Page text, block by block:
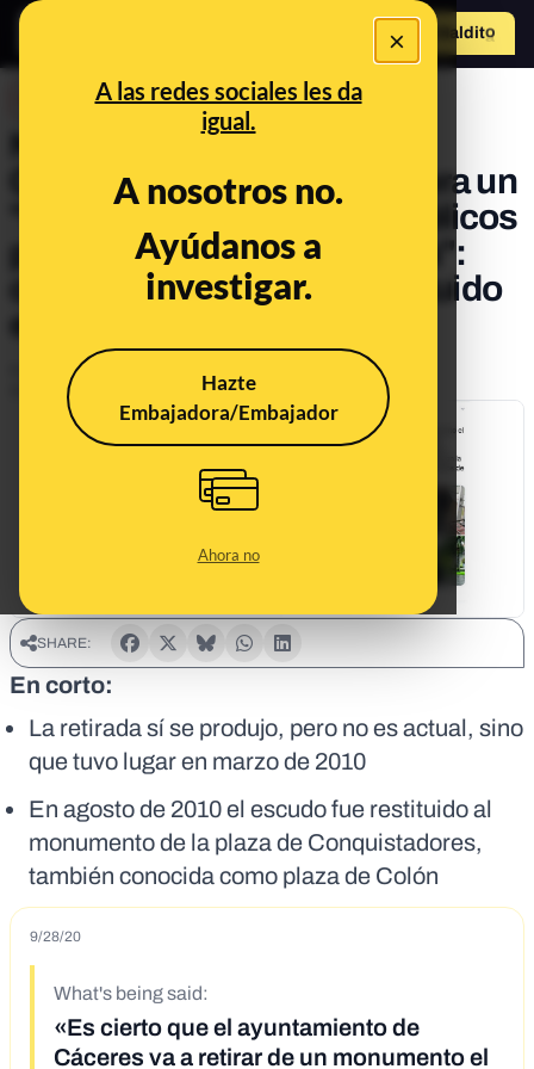
×
A las redes sociales les da
igual.
A nosotros no.
Ayúdanos a
investigar.
Hazte
Embajadora/Embajador
Ahora no
Hazte Maldito
No, el Ayuntamiento de
Cáceres no ha retirado ahora un
"escudo de los Reyes Católicos
por considerarlo franquista":
ocurrió en 2010 y fue restituido
ese mismo año
Publicado el
Actualizado el
Jul 10, 2023, 9:15:00 AM
SHARE:
En corto:
La retirada sí se produjo, pero no es actual, sino
que tuvo lugar en marzo de 2010
En agosto de 2010 el escudo fue restituido al
monumento de la plaza de Conquistadores,
también conocida como plaza de Colón
9/28/20
What's being said:
«Es cierto que el ayuntamiento de
Cáceres va a retirar de un monumento el